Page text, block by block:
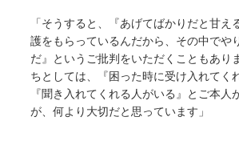
「そうすると、『あげてばかりだと甘え
護をもらっているんだから、その中でや
だ』というご批判をいただくこともあり
ちとしては、『困った時に受け入れてく
『聞き入れてくれる人がいる』とご本人
が、何より大切だと思っています」